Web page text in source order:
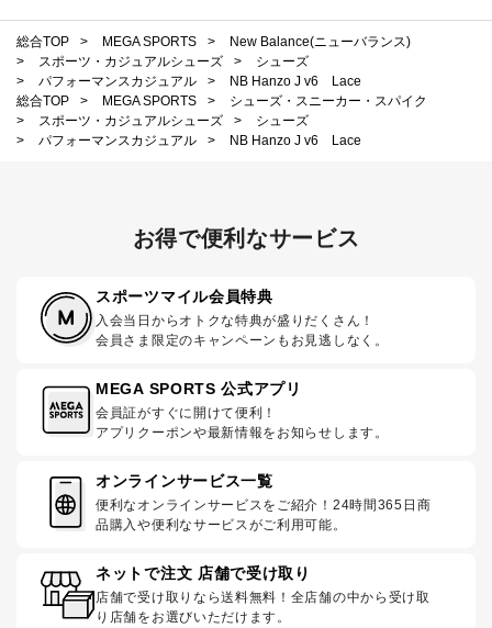
総合TOP > MEGA SPORTS >
New Balance(ニューバランス)
>
スポーツ・カジュアルシューズ >
シューズ
>
パフォーマンスカジュアル >
NB Hanzo J v6 Lace
総合TOP
> MEGA SPORTS >
シューズ・スニーカー・スパイク
>
スポーツ・カジュアルシューズ >
シューズ
>
パフォーマンスカジュアル > NB Hanzo J v6 Lace
お得で便利なサービス
スポーツマイル会員特典
入会当日からオトクな特典が盛りだくさん！
会員さま限定のキャンペーンもお見逃しなく。
MEGA SPORTS 公式アプリ
会員証がすぐに開けて便利！
アプリクーポンや最新情報をお知らせします。
オンラインサービス一覧
便利なオンラインサービスをご紹介！24時間365日商
品購入や便利なサービスがご利用可能。
ネットで注文 店舗で受け取り
店舗で受け取りなら送料無料！全店舗の中から受け取
り店舗をお選びいただけます。